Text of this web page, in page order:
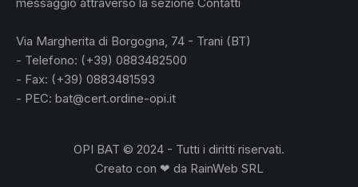
messaggio attraverso la sezione Contatti
Via Margherita di Borgogna, 74 - Trani (BT)
- Telefono: (+39) 0883482500
- Fax: (+39) 0883481593
- PEC: bat@cert.ordine-opi.it
OPI BAT © 2024 - Tutti i diritti riservati.
Creato con ❤ da RainWeb SRL